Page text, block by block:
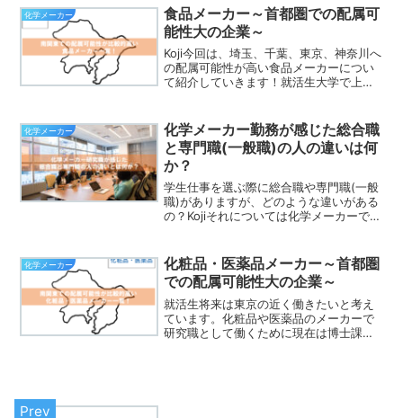
関東に住みたいな。就活生大学で上京し
てきて思ったけど、...
化学メーカー
食品メーカー～首都圏での配属可
能性大の企業～
Koji今回は、埼玉、千葉、東京、神奈川へ
の配属可能性が高い食品メーカーについ
て紹介していきます！就活生大学で上京
ます。Koji日本の人口が首都圏に集中して
いることもあ...
化学メーカー
化学メーカー勤務が感じた総合職
と専門職(一般職)の人の違いは何
か？
学生仕事を選ぶ際に総合職や専門職(一般
職)がありますが、どのような違いがある
の？Kojiそれについては化学メーカーで勤
|| []).push(...
化学メーカー
化粧品・医薬品メーカー～首都圏
での配属可能性大の企業～
就活生将来は東京の近く働きたいと考え
ています。化粧品や医薬品のメーカーで
研究職として働くために現在は博士課程